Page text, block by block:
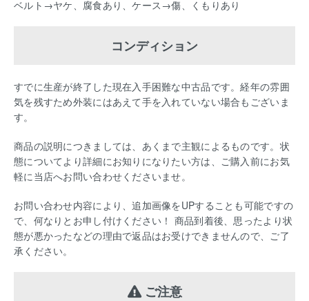
ベルト→ヤケ、腐食あり、ケース→傷、くもりあり
コンディション
すでに生産が終了した現在入手困難な中古品です。経年の雰囲
気を残すため外装にはあえて手を入れていない場合もございま
す。
商品の説明につきましては、あくまで主観によるものです。状
態についてより詳細にお知りになりたい方は、ご購入前にお気
軽に当店へお問い合わせくださいませ。
お問い合わせ内容により、追加画像をUPすることも可能ですの
で、何なりとお申し付けください！ 商品到着後、思ったより状
態が悪かったなどの理由で返品はお受けできませんので、ご了
承ください。
ご注意